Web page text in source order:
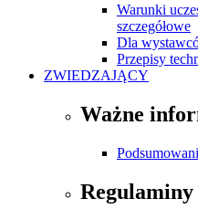
Warunki
szczegółowe
Dla
Przepisy
ZWIEDZAJĄCY
Ważne
Regulaminy